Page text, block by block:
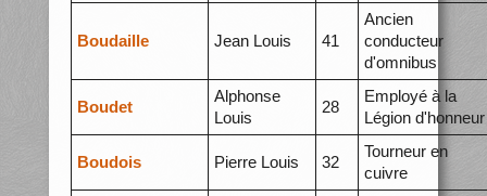
Boudaille Jean Louis 41
Ancien
conducteur
d'omnibus
Boudet
Alphonse
Louis
28
Employé à la
Légion d'honneur
Boudois Pierre Louis 32
Tourneur en
cuivre